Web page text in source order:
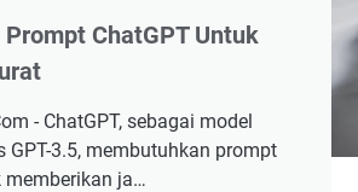
ChatGPT Untuk
- ChatGPT, sebagai model
GPT-3.5, membutuhkan prompt
ja…